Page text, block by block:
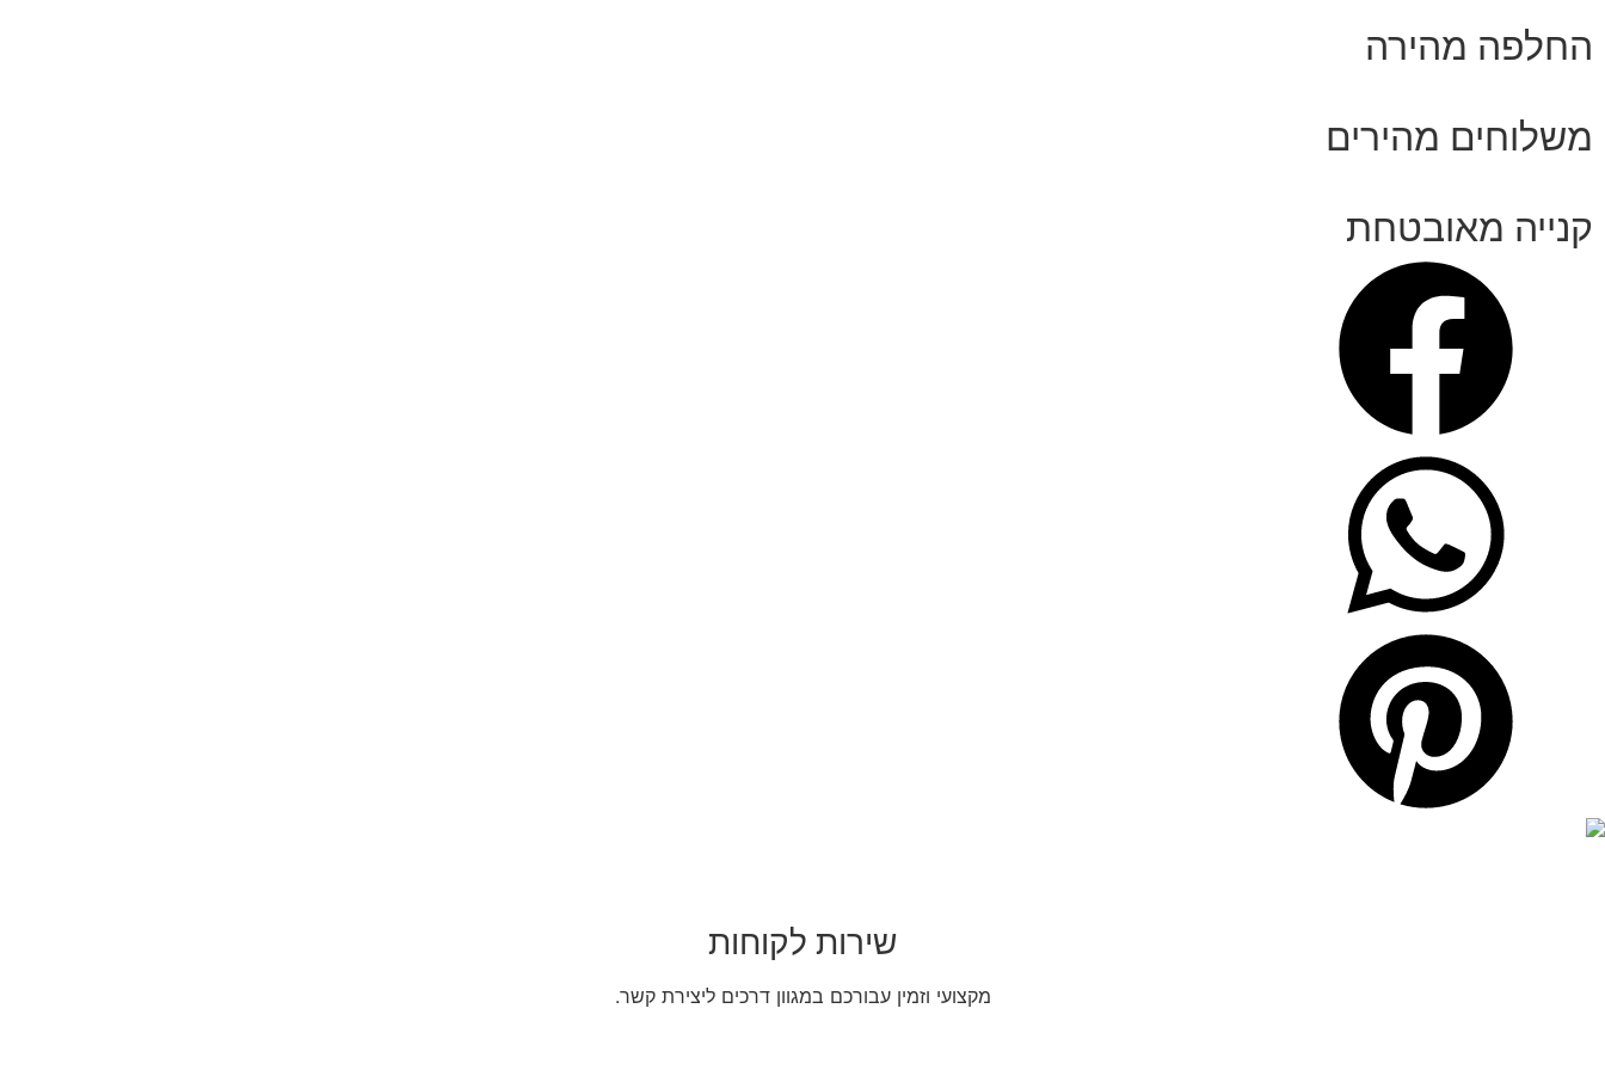
החלפה מהירה
משלוחים מהירים
קנייה מאובטחת
שירות לקוחות
מקצועי וזמין עבורכם במגוון דרכים ליצירת קשר.